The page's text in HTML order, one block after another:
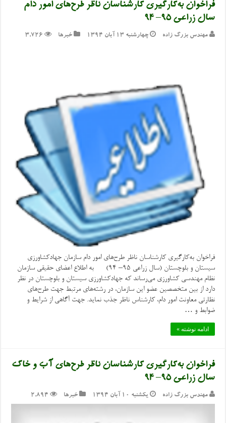
فراخوان به‌کارگیری کارشناسان ناظر طرح‌های امور دام
سال زراعی ۹۵– ۹۴
مهندس بزرگ زاده چهارشنبه ۱۳ آبان ۱۳۹۴ خبرها 3,726
فراخوان به‌کارگیری کارشناسان ناظر طرح‌های امور دام سازمان جهادکشاورزی
سیستان و بلوچستان (سال زراعی ۹۵– ۹۴) به اطلاع اعضای حقیقی سازمان
نظام مهندسی کشاورزی می‌رساند که جهادکشاورزی سیستان و بلوچستان در نظر
دارد از بین متخصصین عضو این سازمان، در رشته‌های مرتبط جهت طرح‌های
نظارتی معاونت امور دام، کارشناس ناظر جذب نماید. جهت آگاهی از شرایط و
ضوابط و …
ادامه نوشته »
فراخوان به‌کارگیری کارشناسان ناظر طرح‌های آب و خاک
سال زراعی ۹۵– ۹۴
مهندس بزرگ زاده یکشنبه ۱۰ آبان ۱۳۹۴ خبرها 2,894